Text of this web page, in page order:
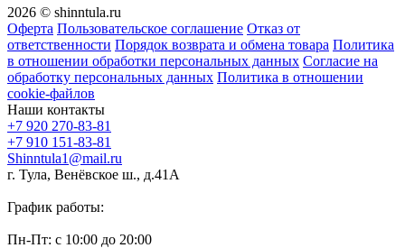
2026 © shinntula.ru
Оферта Пользовательское соглашение Отказ от
ответственности Порядок возврата и обмена товара Политика
в отношении обработки персональных данных Согласие на
обработку персональных данных Политика в отношении
cookie-файлов
Наши контакты
+7 920 270-83-81
+7 910 151-83-81
Shinntula1@mail.ru
г. Тула, Венёвское ш., д.41А
График работы:
Пн-Пт: с 10:00 до 20:00